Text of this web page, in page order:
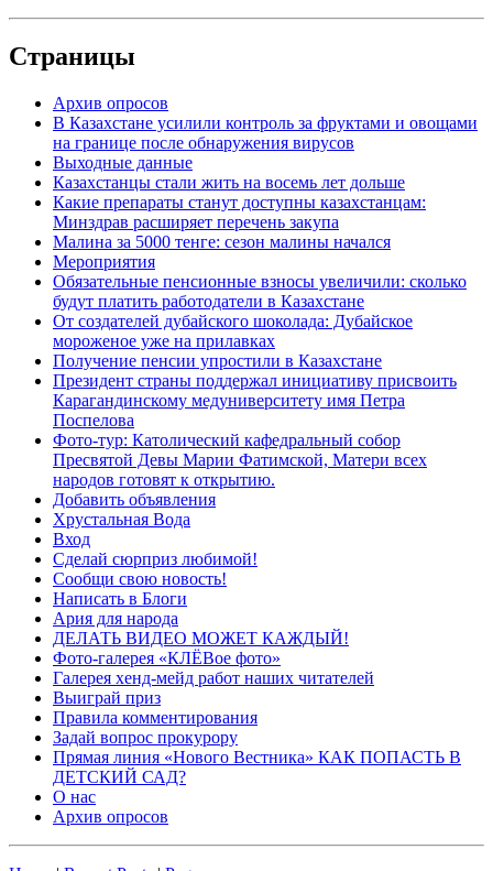
Страницы
Архив опросов
В Казахстане усилили контроль за фруктами и овощами
на границе после обнаружения вирусов
Выходные данные
Казахстанцы стали жить на восемь лет дольше
Какие препараты станут доступны казахстанцам:
Минздрав расширяет перечень закупа
Малина за 5000 тенге: сезон малины начался
Мероприятия
Обязательные пенсионные взносы увеличили: сколько
будут платить работодатели в Казахстане
От создателей дубайского шоколада: Дубайское
мороженое уже на прилавках
Получение пенсии упростили в Казахстане
Президент страны поддержал инициативу присвоить
Карагандинскому медуниверситету имя Петра
Поспелова
Фото-тур: Католический кафедральный собор
Пресвятой Девы Марии Фатимской, Матери всех
народов готовят к открытию.
Добавить объявления
Хрустальная Вода
Вход
Сделай сюрприз любимой!
Сообщи свою новость!
Написать в Блоги
Ария для народа
ДЕЛАТЬ ВИДЕО МОЖЕТ КАЖДЫЙ!
Фото-галерея «КЛЁВое фото»
Галерея хенд-мейд работ наших читателей
Выиграй приз
Правила комментирования
Задай вопрос прокурору
Прямая линия «Нового Вестника» КАК ПОПАСТЬ В
ДЕТСКИЙ САД?
О нас
Архив опросов